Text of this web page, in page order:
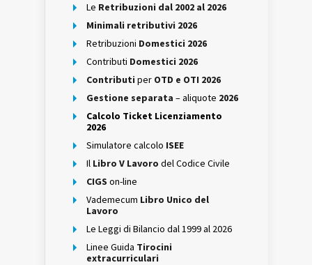
Le Retribuzioni dal 2002 al 2026
Minimali retributivi 2026
Retribuzioni Domestici 2026
Contributi Domestici 2026
Contributi per OTD e OTI 2026
Gestione separata – aliquote 2026
Calcolo Ticket Licenziamento
2026
Simulatore calcolo ISEE
Il Libro V Lavoro del Codice Civile
CIGS on-line
Vademecum Libro Unico del
Lavoro
Le Leggi di Bilancio dal 1999 al 2026
Linee Guida Tirocini
extracurriculari